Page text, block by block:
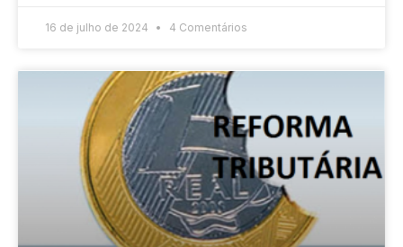
16 de julho de 2024 4 Comentários